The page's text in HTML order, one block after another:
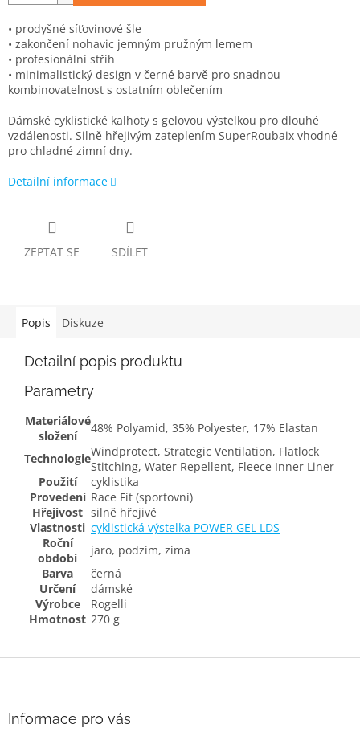
• prodyšné síťovinové šle
• zakončení nohavic jemným pružným lemem
• profesionální střih
• minimalistický design v černé barvě pro snadnou
kombinovatelnost s ostatním oblečením
Dámské cyklistické kalhoty s gelovou výstelkou pro dlouhé
vzdálenosti. Silně hřejivým zateplením SuperRoubaix vhodné
pro chladné zimní dny.
Detailní informace
ZEPTAT SE SDÍLET
Popis Diskuze
Detailní popis produktu
Parametry
Materiálové
složení
48% Polyamid, 35% Polyester, 17% Elastan
TechnologieWindprotect, Strategic Ventilation, Flatlock
Stitching, Water Repellent, Fleece Inner Liner
Použití
cyklistika
Provedení Race Fit (sportovní)
Hřejivost silně hřejivé
Vlastnosti cyklistická výstelka POWER GEL LDS
Roční
období
jaro, podzim, zima
Barva
černá
Určení
dámské
Výrobce
Rogelli
Hmotnost 270 g
Informace pro vás